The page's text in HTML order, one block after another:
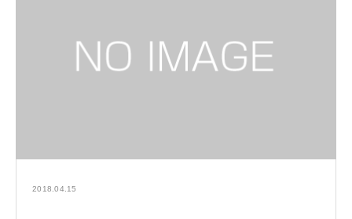
2018.04.15